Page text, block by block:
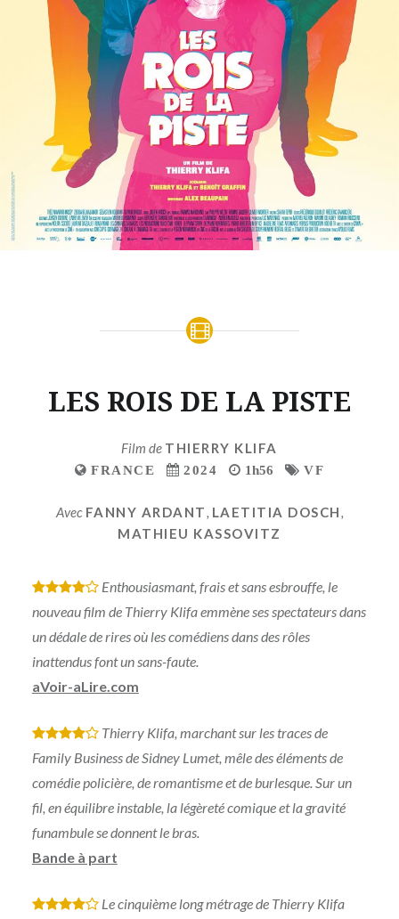
LES ROIS DE LA PISTE
Film de THIERRY KLIFA
FRANCE 2024 1h56 VF
Avec FANNY ARDANT, LAETITIA DOSCH,
MATHIEU KASSOVITZ
* * * *
Enthousiasmant, frais et sans esbrouffe, le
nouveau film de Thierry Klifa emmène ses spectateurs dans
un dédale de rires où les comédiens dans des rôles
inattendus font un sans-faute.
aVoir-aLire.com
* * * *
Thierry Klifa, marchant sur les traces de
Family Business de Sidney Lumet, mêle des éléments de
comédie policière, de romantisme et de burlesque. Sur un
fil, en équilibre instable, la légèreté comique et la gravité
funambule se donnent le bras.
Bande à part
* * * *
Le cinquième long métrage de Thierry Klifa